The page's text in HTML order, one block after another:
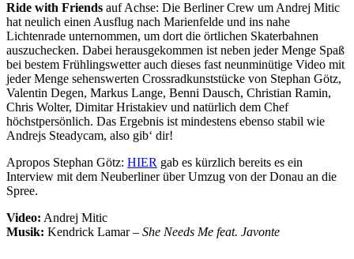
Ride with Friends auf Achse: Die Berliner Crew um Andrej Mitic
hat neulich einen Ausflug nach Marienfelde und ins nahe
Lichtenrade unternommen, um dort die örtlichen Skaterbahnen
auszuchecken. Dabei herausgekommen ist neben jeder Menge Spaß
bei bestem Frühlingswetter auch dieses fast neunminütige Video mit
jeder Menge sehenswerten Crossradkunststücke von Stephan Götz,
Valentin Degen, Markus Lange, Benni Dausch, Christian Ramin,
Chris Wolter, Dimitar Hristakiev und natürlich dem Chef
höchstpersönlich. Das Ergebnis ist mindestens ebenso stabil wie
Andrejs Steadycam, also gib‘ dir!
Apropos Stephan Götz: HIER gab es kürzlich bereits es ein
Interview mit dem Neuberliner über Umzug von der Donau an die
Spree.
Video: Andrej Mitic
Musik: Kendrick Lamar – She Needs Me feat. Javonte